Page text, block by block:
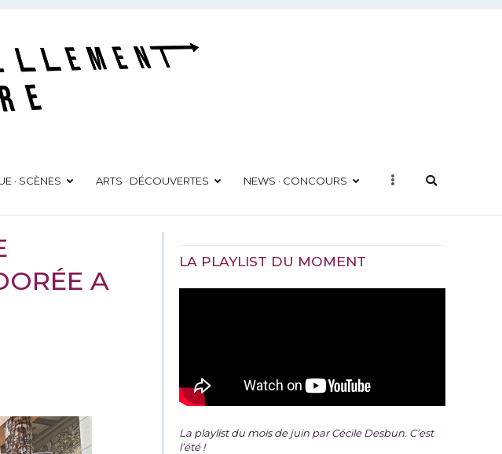
· SCÈNES ARTS · DÉCOUVERTES NEWS · CONCOURS
A
LA PLAYLIST DU MOMENT
La playlist du mois de juin par Cécile Desbun. C’est
l’été !